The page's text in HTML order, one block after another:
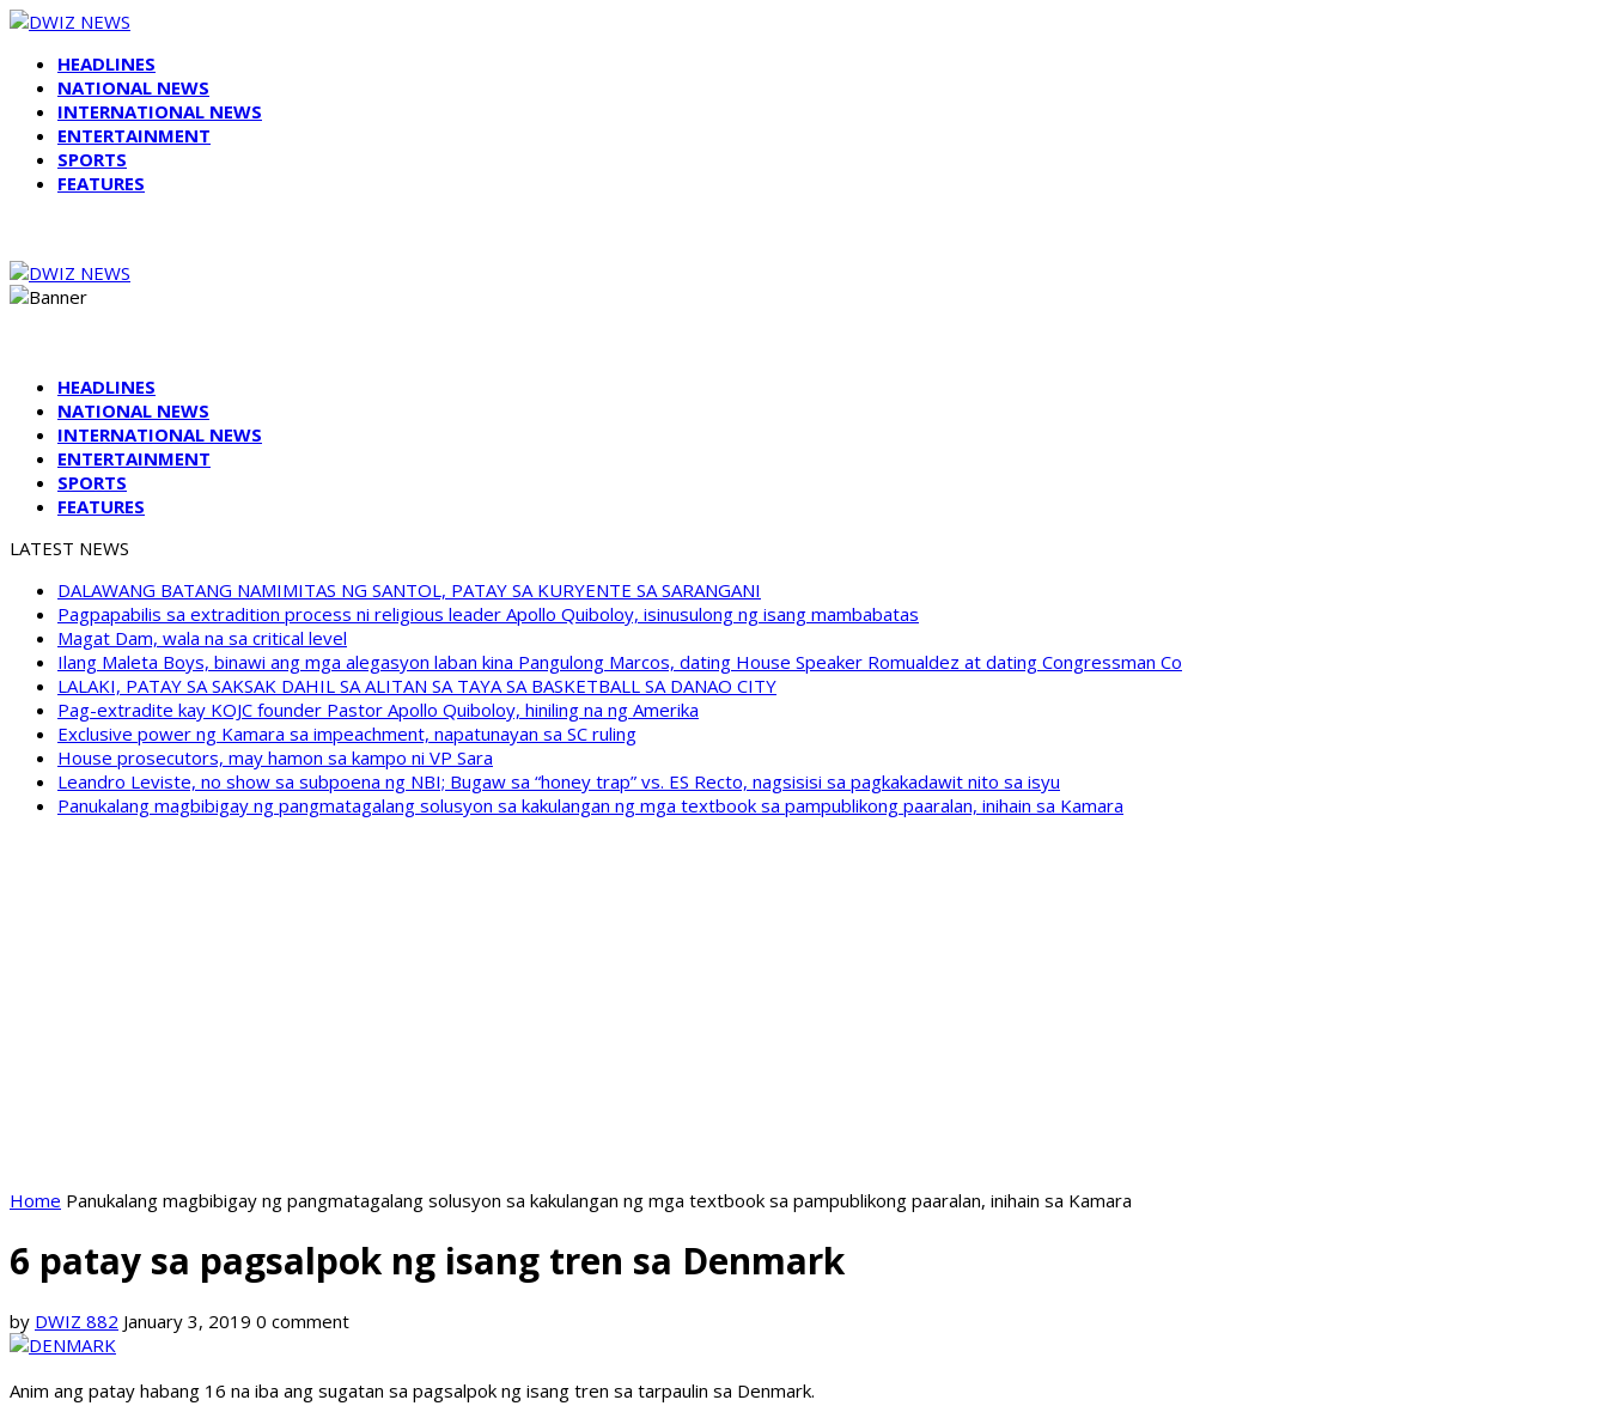
HEADLINES
NATIONAL NEWS
INTERNATIONAL NEWS
ENTERTAINMENT
SPORTS
FEATURES
HEADLINES
NATIONAL NEWS
INTERNATIONAL NEWS
ENTERTAINMENT
SPORTS
FEATURES
LATEST NEWS
DALAWANG BATANG NAMIMITAS NG SANTOL, PATAY SA KURYENTE SA SARANGANI
Pagpapabilis sa extradition process ni religious leader Apollo Quiboloy, isinusulong ng isang mambabatas
Magat Dam, wala na sa critical level
Ilang Maleta Boys, binawi ang mga alegasyon laban kina Pangulong Marcos, dating House Speaker Romualdez at dating Congressman Co
LALAKI, PATAY SA SAKSAK DAHIL SA ALITAN SA TAYA SA BASKETBALL SA DANAO CITY
Pag-extradite kay KOJC founder Pastor Apollo Quiboloy, hiniling na ng Amerika
Exclusive power ng Kamara sa impeachment, napatunayan sa SC ruling
House prosecutors, may hamon sa kampo ni VP Sara
Leandro Leviste, no show sa subpoena ng NBI; Bugaw sa “honey trap” vs. ES Recto, nagsisisi sa pagkakadawit nito sa isyu
Panukalang magbibigay ng pangmatagalang solusyon sa kakulangan ng mga textbook sa pampublikong paaralan, inihain sa Kamara
Home Panukalang magbibigay ng pangmatagalang solusyon sa kakulangan ng mga textbook sa pampublikong paaralan, inihain sa Kamara
6 patay sa pagsalpok ng isang tren sa Denmark
by DWIZ 882 January 3, 2019 0 comment
Anim ang patay habang 16 na iba ang sugatan sa pagsalpok ng isang tren sa tarpaulin sa Denmark.